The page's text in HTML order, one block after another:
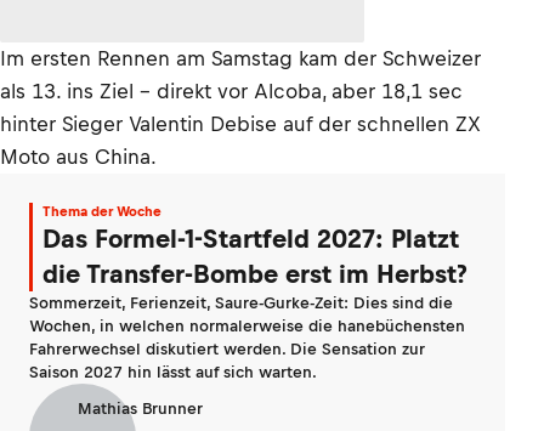
Im ersten Rennen am Samstag kam der Schweizer
als 13. ins Ziel – direkt vor Alcoba, aber 18,1 sec
hinter Sieger Valentin Debise auf der schnellen ZX
Moto aus China.
Thema der Woche
Das Formel-1-Startfeld 2027: Platzt
die Transfer-Bombe erst im Herbst?
Sommerzeit, Ferienzeit, Saure-Gurke-Zeit: Dies sind die
Wochen, in welchen normalerweise die hanebüchensten
Fahrerwechsel diskutiert werden. Die Sensation zur
Saison 2027 hin lässt auf sich warten.
Mathias Brunner